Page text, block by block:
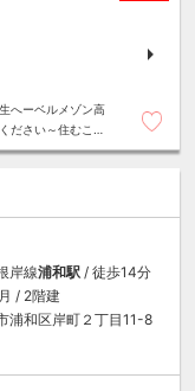
へーベルメゾン高
ださい～住むこと
岸線浦和駅 / 徒歩14分
/ 2階建
浦和区岸町２丁目11-8